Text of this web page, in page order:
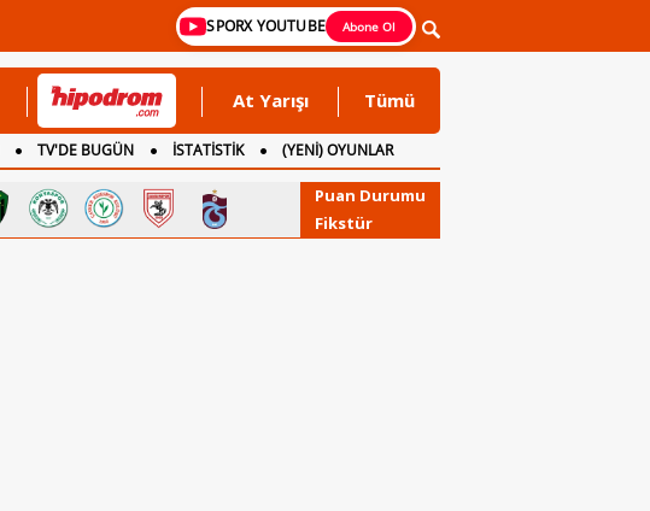
SPORX YOUTUBE Abone Ol
At Yarışı Tümü
TV'DE BUGÜN İSTATİSTİK
(YENİ) OYUNLAR
Puan Durumu
Fikstür